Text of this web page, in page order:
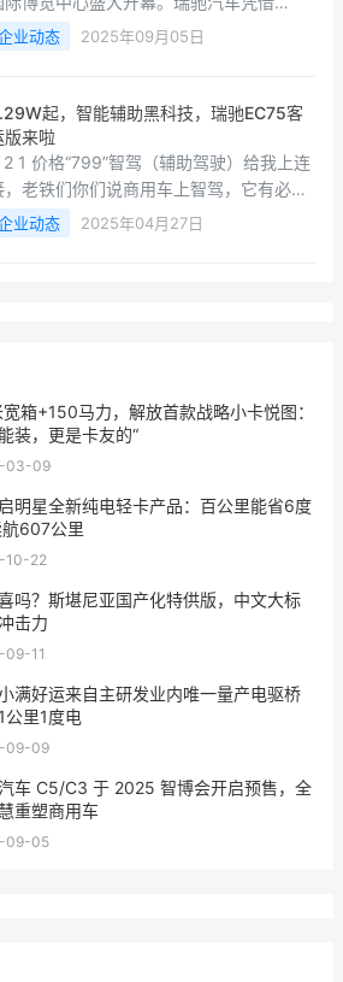
智慧安全、智慧高效&quot;的品牌价
，从众多企业中脱颖而出，获邀参展。作
推动者，瑞驰汽车以“全域智慧 引领未来”
主题，携旗下多款全域智慧新品亮相赛力
集团展馆（N5展馆）。多款全域智慧新品
次亮相覆盖多元用车场景瑞驰汽车此次携
款车型亮相，全
业动态 2025年09月05日
起，智能辅助黑科技，瑞驰EC75客
版来啦
，老铁们你们说商用车上智驾，它有必要
？业动态 2025年04月27日
宽箱+150马力，解放首款战略小卡悦图：
装，更是卡友的“
03-09
明星全新纯电轻卡产品：百公里能省6度
607公里
10-22
吗？斯堪尼亚国产化特供版，中文大标
击力
09-11
满好运来自主研发业内唯一量产电驱桥
公里1度电
09-09
车 C5/C3 于 2025 智博会开启预售，全
重塑商用车
09-05